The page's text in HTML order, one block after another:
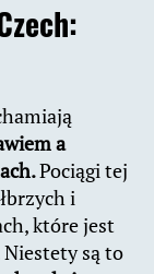
a
Pociągi tej
i
które jest
Niestety są to